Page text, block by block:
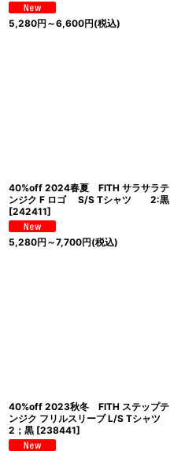
5,280円 ～6,600円(税込)
40%off 2024春夏 FITH サラサラテ
ンジク F ロゴ S/S Tシャツ 2:黒
[242411]
5,280円 ～7,700円(税込)
40%off 2023秋冬 FITH ステップテ
ンジク フリルスリーブ L/S Tシャツ
2；黒 [238441]